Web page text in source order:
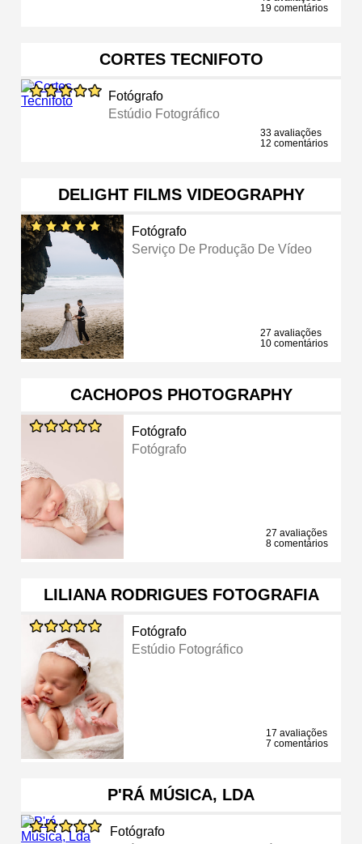
19 comentários
CORTES TECNIFOTO
Fotógrafo
Estúdio Fotográfico
33 avaliações
12 comentários
DELIGHT FILMS VIDEOGRAPHY
Fotógrafo
Serviço De Produção De Vídeo
27 avaliações
10 comentários
CACHOPOS PHOTOGRAPHY
Fotógrafo
Fotógrafo
27 avaliações
8 comentários
LILIANA RODRIGUES FOTOGRAFIA
Fotógrafo
Estúdio Fotográfico
17 avaliações
7 comentários
P'RÁ MÚSICA, LDA
Fotógrafo